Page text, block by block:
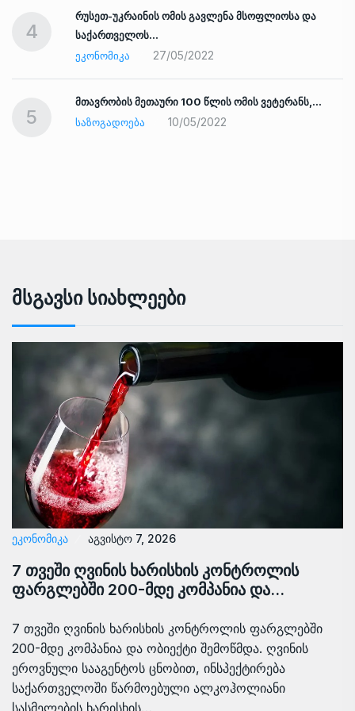
4
რუსეთ-უკრაინის ომის გავლენა მსოფლიოსა და
საქართველოს…
ᲔᲙᲝᲜᲝᲛᲘᲙᲐ
27/05/2022
5
მთავრობის მეთაური 100 წლის ომის ვეტერანს,…
ᲡᲐᲖᲝᲒᲐᲓᲝᲔᲑᲐ
10/05/2022
Მსგავსი Სიახლეები
ᲔᲙᲝᲜᲝᲛᲘᲙᲐ აგვისტო 7, 2026
7 თვეში ღვინის ხარისხის კონტროლის
ფარგლებში 200-მდე კომპანია და…
7 თვეში ღვინის ხარისხის კონტროლის ფარგლებში
200-მდე კომპანია და ობიექტი შემოწმდა. ღვინის
ეროვნული სააგენტოს ცნობით, ინსპექტირება
საქართველოში წარმოებული ალკოჰოლიანი